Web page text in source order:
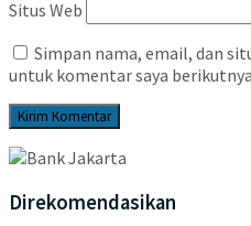
Situs Web
Simpan nama, email, dan
untuk komentar saya
Direkomendasikan